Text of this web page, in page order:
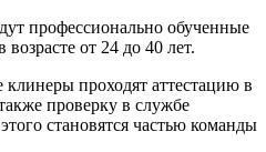
профессионально обученные
от 24 до 40 лет.
проходят аттестацию в
проверку в службе
становятся частью команды